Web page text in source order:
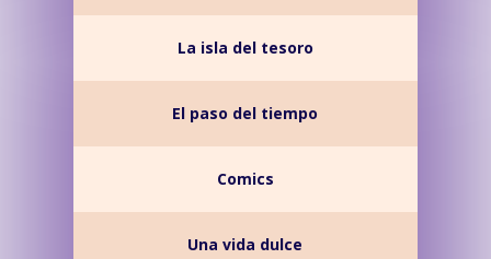
La isla del tesoro
El paso del tiempo
Comics
Una vida dulce